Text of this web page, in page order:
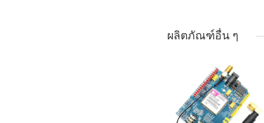
ผลิตภัณฑ์อื่น ๆ